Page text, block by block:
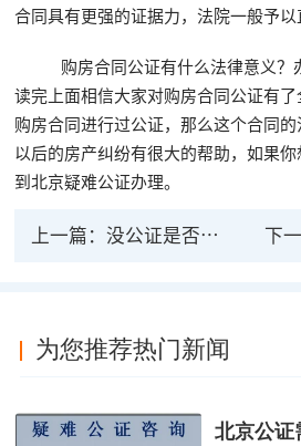
合同具有更强的证据力，法院一般予以
购房合同公证有什么法律意义？
读完上面相信大家对购房合同公证有
购房合同进行过公证，那么这个合同
以后的房产纠纷有很大的帮助，如果
到北京疑难公证办理。
上一篇：没公证是否有法律效力 常见的公证种类有哪些 下
为您推荐热门新闻
北京公证